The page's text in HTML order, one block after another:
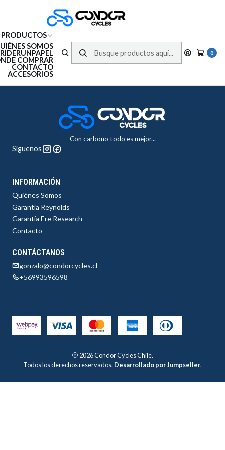
PRODUCTOS
SOMOS
COMPRAR
CONTACTO
ACCESORIOS
0
Envíos gratis en RM por compras sobre $150.000 | 3 Cuotas sin interés en
compras con tarjeta de crédito
Términos y Condiciones
Con carbono todo es mejor...
Síguenos
INFORMACIÓN
Quiénes Somos
Garantía Reynolds
Garantía Ere Research
Contacto
CONTÁCTANOS
gonzalo@condorcycles.cl
+56993596598
2026 Condor Cycles Chile.
Todos los derechos reservados. Desarrollado por Jumpseller.